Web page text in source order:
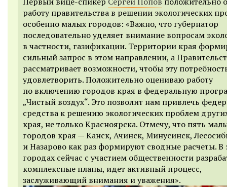
работу правительства в решении экологических
особенно малых городов: «Важно, что губернатор
последовательно уделяет внимание вопросам
в частности, газификации. Территории края
сильный запрос в этом направлении, а
рассматривает возможности, чтобы эту
удовлетворить. Положительно оцениваю работу
по включению городов края в федеральную
„Чистый воздух“. Это позволит нам привлечь
средства к решению экологических проблем
края, не только Красноярска. Отмечу, что пять
городов края — Канск, Ачинск, Минусинск,
и Назарово как раз формируют сводные расчеты. В
городах сейчас с участием общественности
комплексные планы, идет активный процесс,
заслуживающий внимания и уважения».